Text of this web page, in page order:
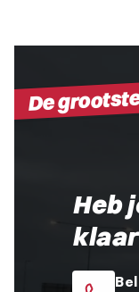
Heb
De